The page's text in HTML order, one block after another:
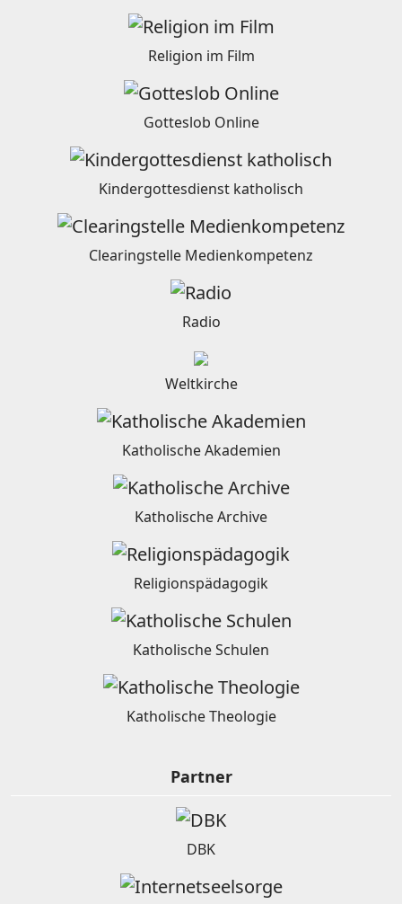
Religion im Film
Gotteslob Online
Kindergottesdienst katholisch
Clearingstelle Medienkompetenz
Radio
Weltkirche
Katholische Akademien
Katholische Archive
Religionspädagogik
Katholische Schulen
Katholische Theologie
Partner
DBK